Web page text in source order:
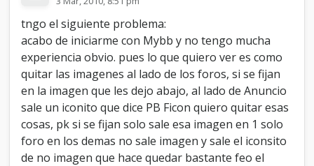
a
l
l
a
d
o
d
e
l
f
tngo el siguiente problema:
acabo de iniciarme con Mybb y no tengo mucha
experiencia obvio. pues lo que quiero ver es como
quitar las imagenes al lado de los foros, si se fijan
en la imagen que les dejo abajo, al lado de Anuncio
sale un iconito que dice PB Ficon quiero quitar esas
cosas, pk si se fijan solo sale esa imagen en 1 solo
foro en los demas no sale imagen y sale el iconsito
de no imagen que hace quedar bastante feo el